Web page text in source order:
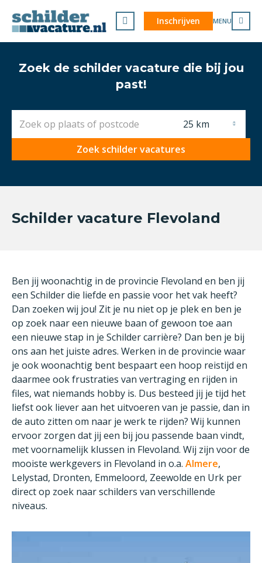
Inschrijven MENU
Zoek de schilder vacature die bij jou
past!
25 km
Zoek schilder vacatures
Schilder vacature Flevoland
Ben jij woonachtig in de provincie Flevoland en ben jij
een Schilder die liefde en passie voor het vak heeft?
Dan zoeken wij jou! Zit je nu niet op je plek en ben je
op zoek naar een nieuwe baan of gewoon toe aan
een nieuwe stap in je Schilder carrière? Dan ben je bij
ons aan het juiste adres. Werken in de provincie waar
je ook woonachtig bent bespaart een hoop reistijd en
daarmee ook frustraties van vertraging en rijden in
files, wat niemands hobby is. Dus besteed jij je tijd het
liefst ook liever aan het uitvoeren van je passie, dan in
de auto zitten om naar je werk te rijden? Wij kunnen
ervoor zorgen dat jij een bij jou passende baan vindt,
met voornamelijk klussen in Flevoland. Wij zijn voor de
mooiste werkgevers in Flevoland in o.a. Almere,
Lelystad, Dronten, Emmeloord, Zeewolde en Urk per
direct op zoek naar schilders van verschillende
niveaus.